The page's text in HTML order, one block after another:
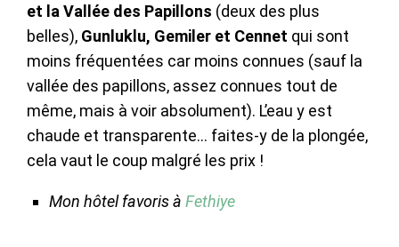
et la Vallée des Papillons (deux des plus
belles), Gunluklu, Gemiler et Cennet qui sont
moins fréquentées car moins connues (sauf la
vallée des papillons, assez connues tout de
même, mais à voir absolument). L’eau y est
chaude et transparente… faites-y de la plongée,
cela vaut le coup malgré les prix !
Mon hôtel favoris à Fethiye